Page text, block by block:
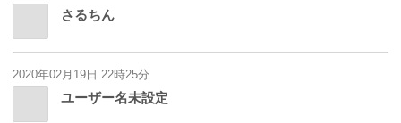
さるちん
2020年02月19日 22時25分
ユーザー名未設定